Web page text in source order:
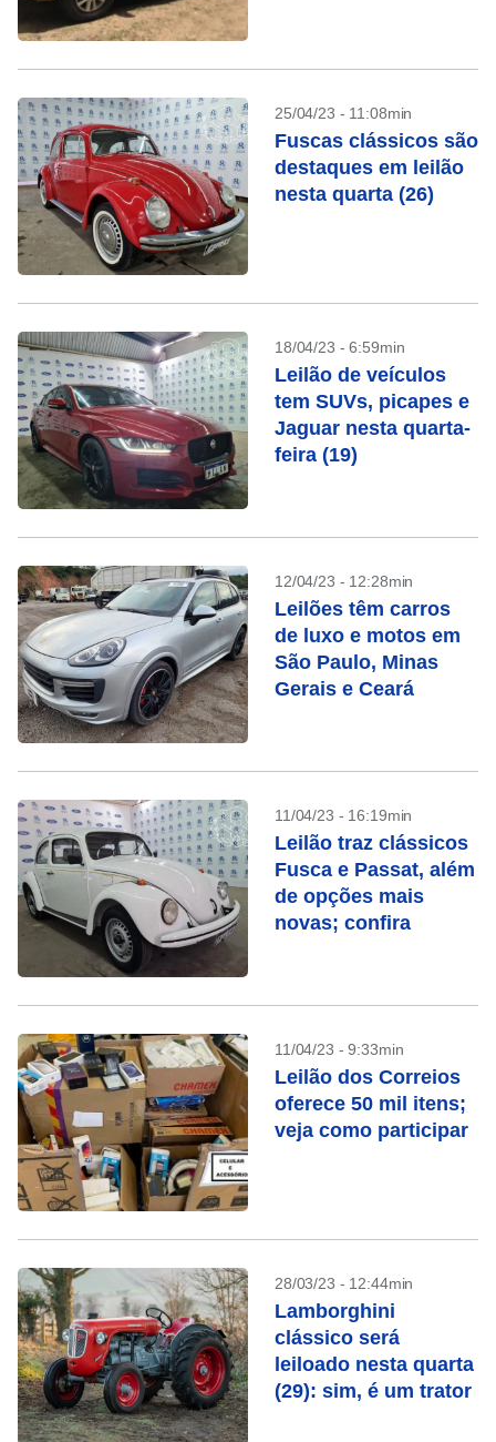
25/04/23 - 11:08min
Fuscas clássicos são
destaques em leilão
nesta quarta (26)
18/04/23 - 6:59min
Leilão de veículos
tem SUVs, picapes e
Jaguar nesta quarta-
feira (19)
12/04/23 - 12:28min
Leilões têm carros
de luxo e motos em
São Paulo, Minas
Gerais e Ceará
11/04/23 - 16:19min
Leilão traz clássicos
Fusca e Passat, além
de opções mais
novas; confira
11/04/23 - 9:33min
Leilão dos Correios
oferece 50 mil itens;
veja como participar
28/03/23 - 12:44min
Lamborghini
clássico será
leiloado nesta quarta
(29): sim, é um trator